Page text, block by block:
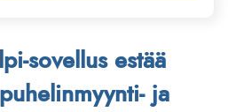
sovellus estää
ja